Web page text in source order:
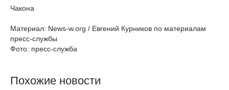
Чакона
Материал: News-w.org / Евгений Курников по материалам
пресс-службы
Фото: пресс-служба
Похожие новости